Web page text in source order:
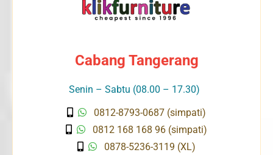
Cabang Tangerang
Senin – Sabtu (08.00 – 17.30)
0812-8793-0687 (simpati)
0812 168 168 96 (simpati)
0878-5236-3119 (XL)